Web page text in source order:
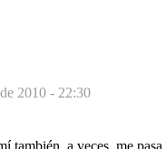
2010 - 22:30
también, a veces, me pasa.